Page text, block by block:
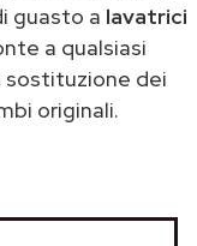
guasto a lavatrici
a qualsiasi
sostituzione dei
originali.